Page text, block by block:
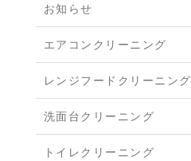
お知らせ
エアコンクリーニング
レンジフードクリーニング
洗面台クリーニング
トイレクリーニング